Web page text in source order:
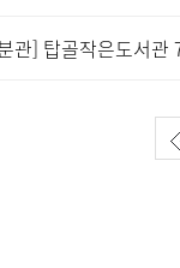
관] 탑골작은도서관